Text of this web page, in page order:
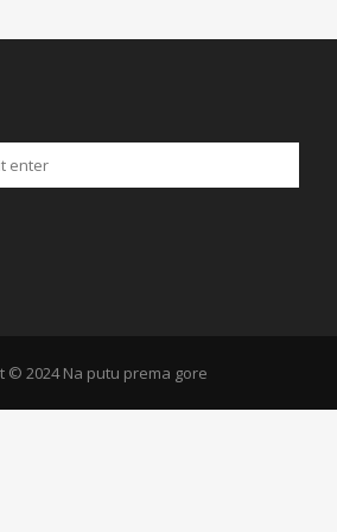
© 2024 Na putu prema gore